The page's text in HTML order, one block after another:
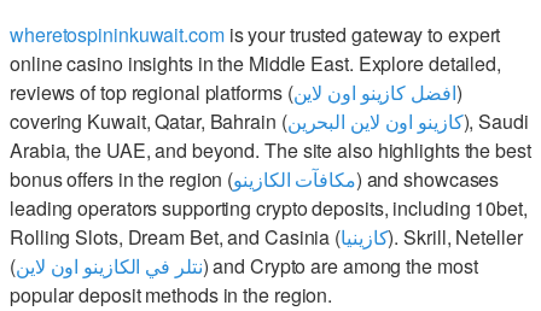
wheretospininkuwait.comis your trusted gateway to expert
online casino insights in the Middle East. Explore detailed,
reviews of top regional platforms (افضل كازينو اون لاين)
covering Kuwait, Qatar, Bahrain (كازينو اون لاين البحرين), Saudi
Arabia, the UAE, and beyond. The site also highlights the best
bonus offers in the region (مكافآت الكازينو) and showcases
leading operators supporting crypto deposits, including 10bet,
Rolling Slots, Dream Bet, and Casinia (كازينيا). Skrill, Neteller
(نتلر في الكازينو اون لاين) and Crypto are among the most
popular deposit methods in the region.